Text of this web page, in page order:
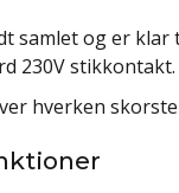
samlet og er
230V stikkontakt.
hverken